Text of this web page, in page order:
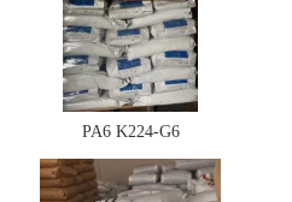
PA6 K224-G6